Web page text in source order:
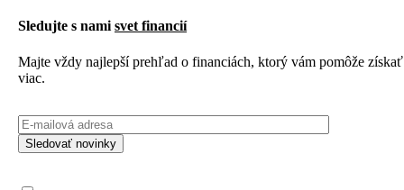
Sledujte s namisvet financií
Majte vždy najlepší prehľad o financiách, ktorý vám pomôže získať
viac.
Sledovať novinky